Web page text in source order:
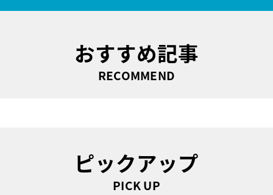
おすすめ記事
RECOMMEND
ピックアップ
PICK UP